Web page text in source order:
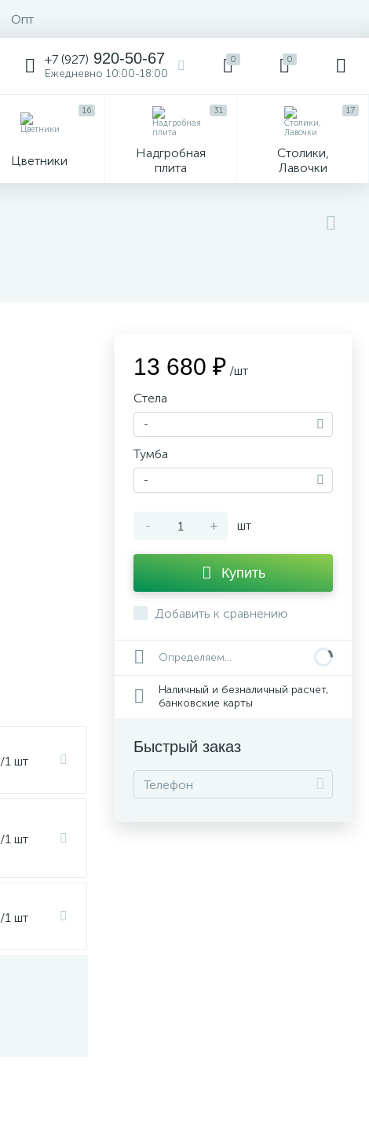
Опт
+7 (927) 920-50-67
Ежедневно 10:00-18:00
0 0
Цветники
16
Надгробная
плита
31
Столики,
Лавочки
17
/1 шт
/1 шт
/1 шт
13 680 ₽ /шт
Стела
-
Тумба
-
- + шт
Купить
Добавить к сравнению
Определяем...
Наличный и безналичный расчет,
банковские карты
Быстрый заказ